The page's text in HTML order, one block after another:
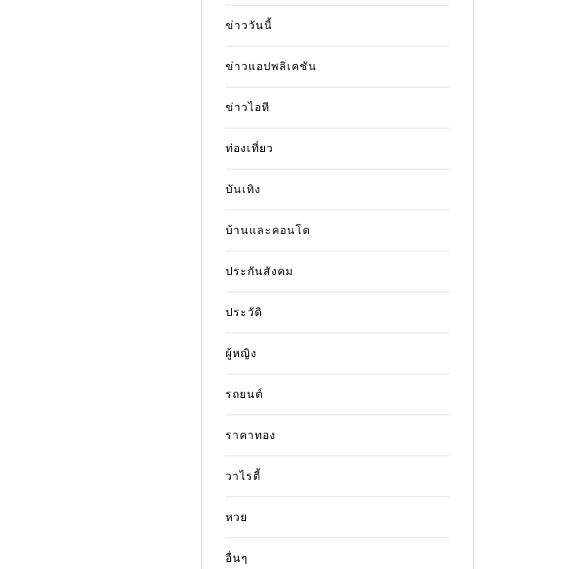
ข่าววันนี้
ข่าวแอปพลิเคชัน
ข่าวไอที
ท่องเที่ยว
บันเทิง
บ้านและคอนโด
ประกันสังคม
ประวัติ
ผู้หญิง
รถยนต์
ราคาทอง
วาไรตี้
หวย
อื่นๆ